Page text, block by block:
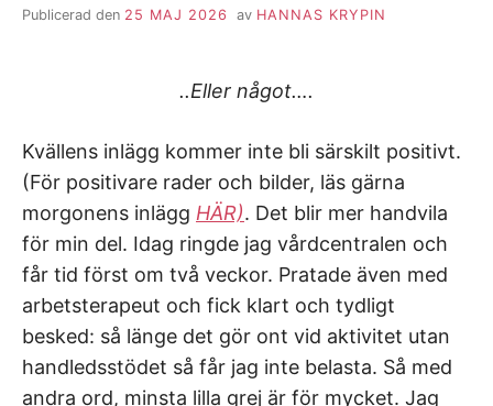
Publicerad den 25 MAJ 2026 av HANNAS KRYPIN
..Eller något….
Kvällens inlägg kommer inte bli särskilt positivt.
(För positivare rader och bilder, läs gärna
morgonens inlägg HÄR). Det blir mer handvila
för min del. Idag ringde jag vårdcentralen och
får tid först om två veckor. Pratade även med
arbetsterapeut och fick klart och tydligt
besked: så länge det gör ont vid aktivitet utan
handledsstödet så får jag inte belasta. Så med
andra ord, minsta lilla grej är för mycket. Jag